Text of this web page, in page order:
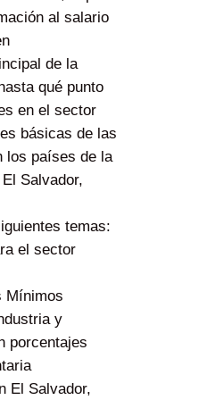
al salario
de la
qué punto
en el sector
básicas de las
los países de la
Salvador,
temas:
el sector
Mínimos
y
porcentajes
El Salvador,